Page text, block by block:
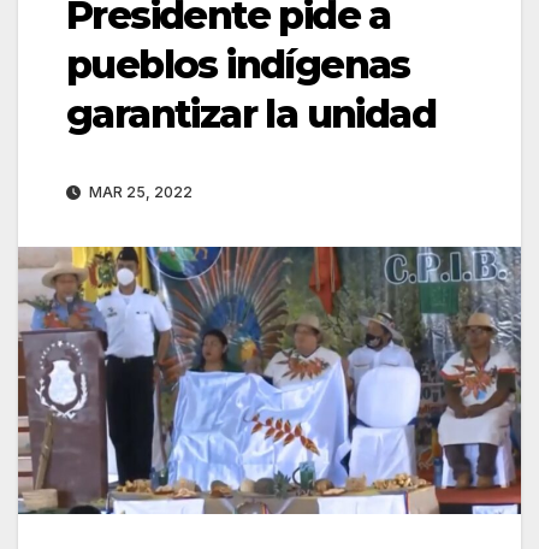
Presidente pide a
pueblos indígenas
garantizar la unidad
MAR 25, 2022